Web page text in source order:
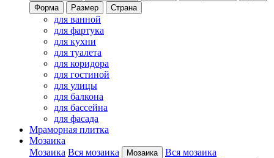
Форма
Размер Страна
для ванной
для фартука
для кухни
для туалета
для коридора
для гостиной
для улицы
для балкона
для бассейна
для фасада
Мраморная плитка
Мозаика
Мозаика Вся мозаика Мозаика Вся мозаика